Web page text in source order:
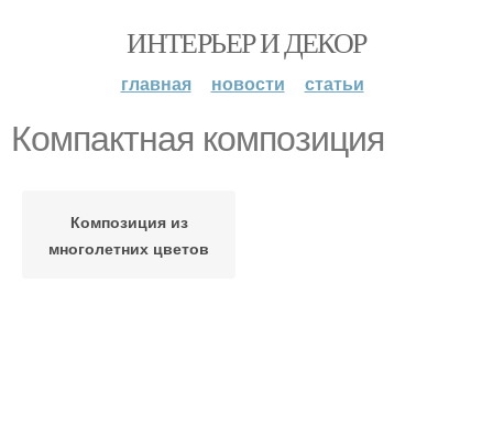
ИНТЕРЬЕР И ДЕКОР
главная новости статьи
Компактная композиция
Композиция из
многолетних цветов